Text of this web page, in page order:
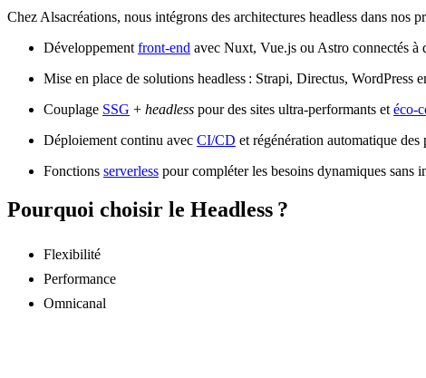
Chez Alsacréations, nous intégrons des architectures headless dans nos
Développement front-end avec Nuxt, Vue.js ou Astro connectés à
Mise en place de solutions headless : Strapi, Directus, WordPress
Couplage SSG + headless pour des sites ultra-performants et éco-
Déploiement continu avec CI/CD et régénération automatique
Fonctions serverless pour compléter les besoins dynamiques sans
Pourquoi choisir le Headless ?
Flexibilité
Performance
Omnicanal